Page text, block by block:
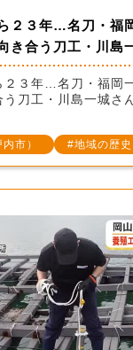
２３年…名刀・福
き合う刀工・川島
２３年…名刀・福岡
刀工・川島一城さ
市）
地域の歴